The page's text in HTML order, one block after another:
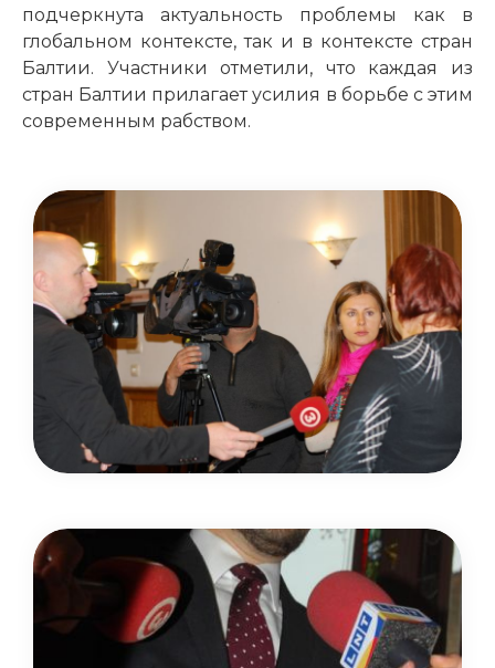
подчеркнута актуальность проблемы как в
глобальном контексте, так и в контексте стран
Балтии. Участники отметили, что каждая из
стран Балтии прилагает усилия в борьбе с этим
современным рабством.